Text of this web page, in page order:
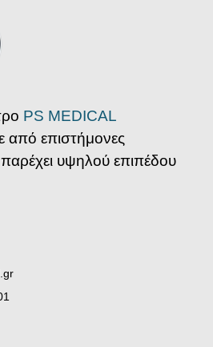
PS MEDICAL
από επιστήμονες
παρέχει υψηλού επιπέδου